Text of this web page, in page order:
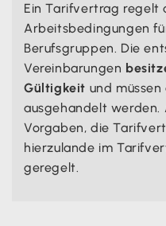
Ein Tarifvertrag regelt
Arbeitsbedingungen
Berufsgruppen. Die
Vereinbarungen
Gültigkeit und
ausgehandelt werden.
Vorgaben, die
hierzulande im
geregelt.